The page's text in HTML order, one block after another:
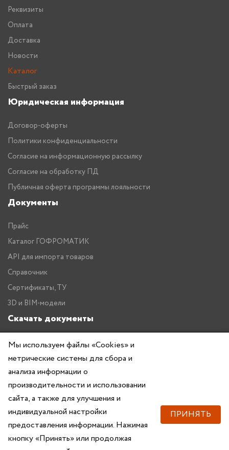
Реквизиты
Оплата
Доставка
Новости
Каталог
Быстрый заказ
Юридическая информация
Договор-оферты
Политики конфиденциальности
Согласие на информационную рассылку
Согласие на обработку ПД
Публичная оферта программы лояльности
Документы
Прайс
Каталог ГОФРОМАТИК
API для импорта товаров
Справочник
Сертификаты, ТУ
3D и BIM-модели
Скачать документы
Прайс
Каталог ГОФРОМАТИК
Copyright © 2026 — ZKABEL.RU Все права защищены
Мы используем файлы «Cookies» и
метрические системы для сбора и
анализа информации о
производительности и использовании
сайта, а также для улучшения и
индивидуальной настройки
предоставления информации. Нажимая
кнопку «Принять» или продолжая
ПРИНЯТЬ